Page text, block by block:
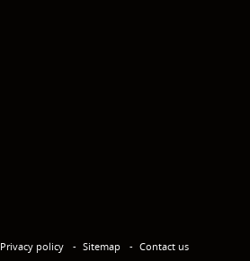
Privacy policy Sitemap Contact us